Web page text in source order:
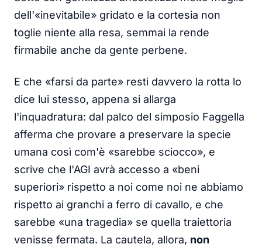
dell'«inevitabile» gridato e la cortesia non
toglie niente alla resa, semmai la rende
firmabile anche da gente perbene.
E che «farsi da parte» resti davvero la rotta lo
dice lui stesso, appena si allarga
l'inquadratura: dal palco del simposio Faggella
afferma che provare a preservare la specie
umana così com'è «sarebbe sciocco», e
scrive che l'AGI avrà accesso a «beni
superiori» rispetto a noi come noi ne abbiamo
rispetto ai granchi a ferro di cavallo, e che
sarebbe «una tragedia» se quella traiettoria
venisse fermata. La cautela, allora, non